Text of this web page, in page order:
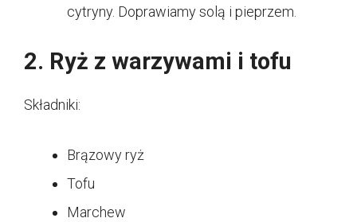
cytryny. Doprawiamy solą i pieprzem.
2. Ryż z warzywami i tofu
Składniki:
Brązowy ryż
Tofu
Marchew